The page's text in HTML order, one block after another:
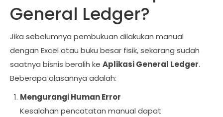
General Ledger?
Jika sebelumnya pembukuan dilakukan manual
dengan Excel atau buku besar fisik, sekarang sudah
saatnya bisnis beralih ke Aplikasi General Ledger.
Beberapa alasannya adalah:
Mengurangi Human Error
Kesalahan pencatatan manual dapat